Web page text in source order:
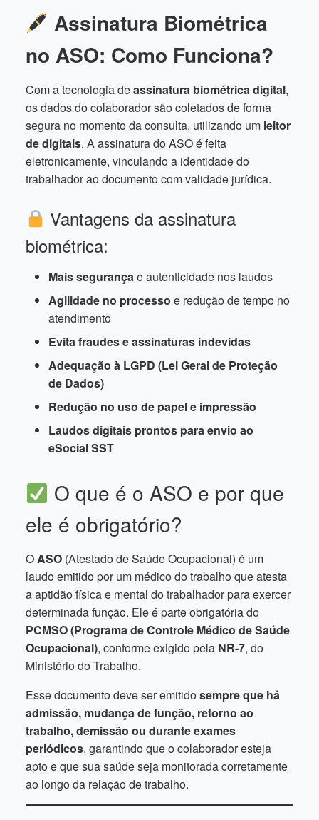
Assinatura Biométrica
no ASO: Como Funciona?
Com a tecnologia deassinatura biométrica digital,
os dados do colaborador são coletados de forma
segura no momento da consulta, utilizando um leitor
de digitais. A assinatura do ASO é feita
eletronicamente, vinculando a identidade do
trabalhador ao documento com validade jurídica.
Vantagens da assinatura
biométrica:
Mais segurançae autenticidade nos laudos
Agilidade no processo e redução de tempo no
atendimento
Evita fraudes e assinaturas indevidas
Adequação à LGPD (Lei Geral de Proteção
de Dados)
Redução no uso de papel e impressão
Laudos digitais prontos para envio ao
eSocial SST
O que é o ASO e por que
ele é obrigatório?
OASO (Atestado de Saúde Ocupacional) é um
laudo emitido por um médico do trabalho que atesta
a aptidão física e mental do trabalhador para exercer
determinada função. Ele é parte obrigatória do
PCMSO (Programa de Controle Médico de Saúde
Ocupacional), conforme exigido pela NR-7, do
Ministério do Trabalho.
Esse documento deve ser emitidosempre que há
admissão, mudança de função, retorno ao
trabalho, demissão ou durante exames
periódicos, garantindo que o colaborador esteja
apto e que sua saúde seja monitorada corretamente
ao longo da relação de trabalho.